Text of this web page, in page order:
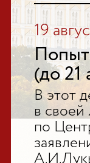
19
(до 21
В этот
в своей
по